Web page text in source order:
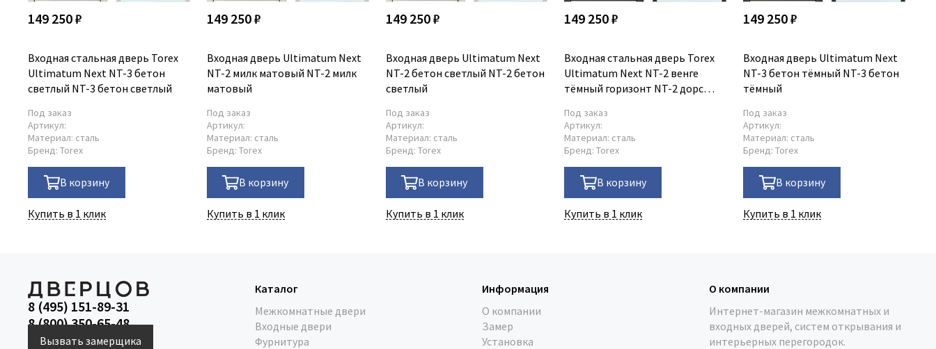
149 250 ₽
Входная стальная дверь Torex
Ultimatum Next NT-3 бетон
светлый NT-3 бетон светлый
Под заказ
Артикул:
Материал: сталь
Бренд: Torex
В корзину
Купить в 1 клик
149 250 ₽
Входная дверь Ultimatum Next
NT-2 милк матовый NT-2 милк
матовый
Под заказ
Артикул:
Материал: сталь
Бренд: Torex
В корзину
Купить в 1 клик
149 250 ₽
Входная дверь Ultimatum Next
NT-2 бетон светлый NT-2 бетон
светлый
Под заказ
Артикул:
Материал: сталь
Бренд: Torex
В корзину
Купить в 1 клик
149 250 ₽
Входная стальная дверь Torex
Ultimatum Next NT-2 венге
тёмный горизонт NT-2 дорс
Под заказ
Артикул:
Материал: сталь
Бренд:Torex
В корзину
Купить в 1 клик
149 250 ₽
Входная дверь Ultimatum Next
NT-3 бетон тёмный NT-3 бетон
тёмный
Под заказ
Артикул:
Материал: сталь
Бренд:Torex
В корзину
Купить в 1 клик
8 (495) 151-89-31
8 (800) 350-65-48
Вызвать замерщика
Каталог
Межкомнатные двери
Входные двери
Фурнитура
Информация
О компании
Замер
Установка
О компании
Интернет-магазин межкомнатных и
входных дверей, систем открывания и
интерьерных перегородок.